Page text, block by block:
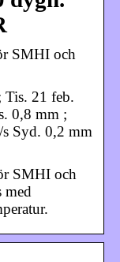
SMHI och
Tis. 21 feb.
0,8 mm ;
Syd. 0,2 mm
SMHI och
med